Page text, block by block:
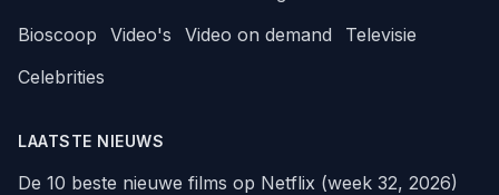
Bioscoop
Video's Video on demand
Televisie
Celebrities
LAATSTE NIEUWS
De 10 beste nieuwe films op Netflix (week 32, 2026)